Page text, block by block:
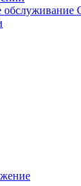
обслуживание